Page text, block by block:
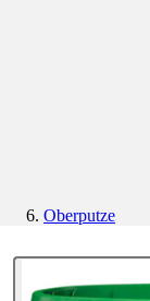
Oberputze